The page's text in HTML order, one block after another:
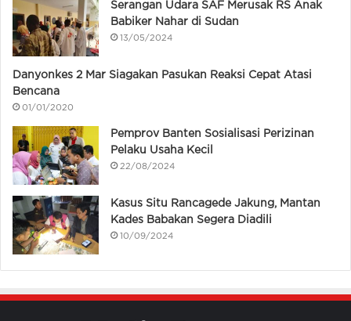
Serangan Udara SAF Merusak RS Anak
Babiker Nahar di Sudan
13/05/2024
Danyonkes 2 Mar Siagakan Pasukan Reaksi Cepat Atasi
Bencana
01/01/2020
Pemprov Banten Sosialisasi Perizinan
Pelaku Usaha Kecil
22/08/2024
Kasus Situ Rancagede Jakung, Mantan
Kades Babakan Segera Diadili
10/09/2024